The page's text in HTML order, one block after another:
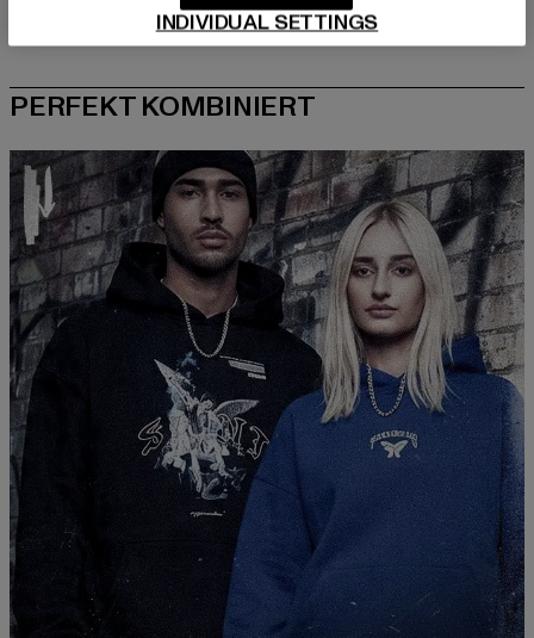
PERFEKT KOMBINIERT
INDIVIDUAL SETTINGS